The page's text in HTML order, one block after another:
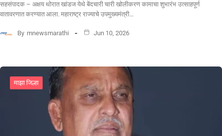
सहसंपादक – अक्षय थोरात खांडज येथे बेंदचारी चारी खोलीकरण कामाचा शुभारंभ उत्साहपूर्ण
वातावरणात करण्यात आला. महाराष्ट्र राज्याचे उपमुख्यमंत्री…
By mnewsmarathi Jun 10, 2026
माझा जिल्हा